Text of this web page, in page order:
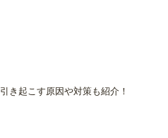
選びを
ご相談者の
き起こす原因や対策も紹介！